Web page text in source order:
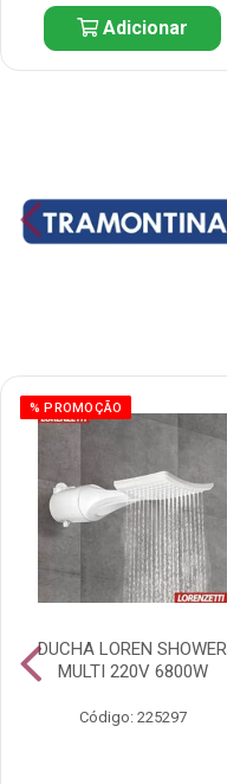
Adicionar
% PROMOÇÃO
DUCHA LOREN SHOWER
MULTI 220V 6800W
Código: 225297